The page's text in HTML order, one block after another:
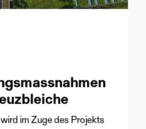
im Zuge des Projekts